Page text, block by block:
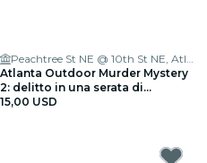
Peachtree St NE @ 10th St NE, Atlanta
Atlanta Outdoor Murder Mystery
2: delitto in una serata di
appuntamenti!
15,00 USD